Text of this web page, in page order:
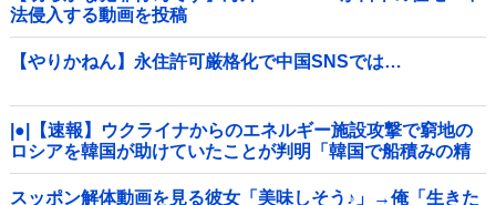
法侵入する動画を投稿
【やりかねん】永住許可厳格化で中国SNSでは…
|●|【速報】ウクライナからのエネルギー施設攻撃で窮地の
ロシアを韓国が助けていたことが判明「韓国で船積みの精
製油3万トンがロシア行き」
スッポン解体動画を見る彼女「美味しそう♪」→俺「生きた